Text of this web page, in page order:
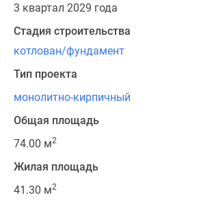
3 квартал 2029 года
Стадия строительства
котлован/фундамент
Тип проекта
монолитно-кирпичный
Общая площадь
74.00 м2
Жилая площадь
41.30 м2